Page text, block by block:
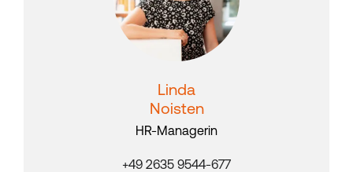
Linda
Noisten
HR-Managerin
+49 2635 9544-677